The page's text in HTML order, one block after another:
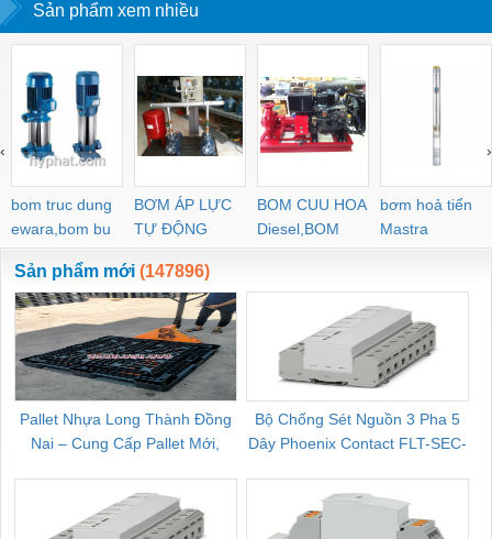
đứng) [Hộp che ống
đồng máy lạnh / Air
cover]
[Hộp che ống đồng
máy lạnh / Air
cover]
Conditioner Line Set
Sản phẩm xem nhiều
bom truc dung
ewara,bom bu
ewara
BƠM ÁP LỰC
TỰ ĐỘNG
BOM CUU HOA
Diesel,BOM
CHUA CHAY
bơm hoả tiển
Mastra
‹ ›
Sản phẩm mới (147896)
Pallet Nhựa Long Thành Đồng
Nai – Cung Cấp Pallet Mới,
Bộ Chống Sét Nguồn 3 Pha 5
Dây Phoenix Contact FLT-SEC-